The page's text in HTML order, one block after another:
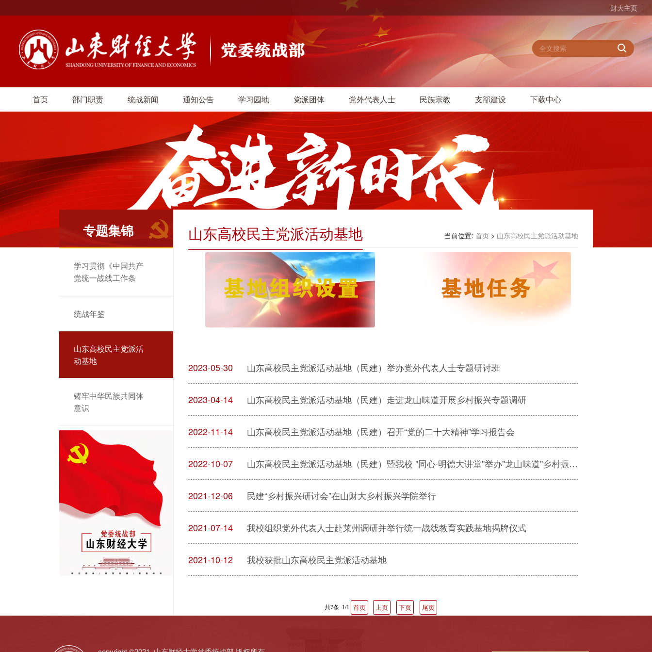
财大主页
首页 部门职责 统战新闻 通知公告 学习园地 党派团体 党外代表人士 民族宗教 支部建设 下载中心
专题集锦
学习贯彻《中国共产
党统一战线工作条
统战年鉴
山东高校民主党派活
动基地
铸牢中华民族共同体
意识
山东高校民主党派活动基地 当前位置: 首页 > 山东高校民主党派活动基地
2023-05-30 山东高校民主党派活动基地（民建）举办党外代表人士专题研讨班
2023-04-14 山东高校民主党派活动基地（民建）走进龙山味道开展乡村振兴专题调研
2022-11-14 山东高校民主党派活动基地（民建）召开“党的二十大精神”学习报告会
2022-10-07 山东高校民主党派活动基地（民建）暨我校 "同心·明德大讲堂"举办"龙山味道"乡村振兴优秀案例报告会
2021-12-06 民建“乡村振兴研讨会”在山财大乡村振兴学院举行
2021-07-14 我校组织党外代表人士赴莱州调研并举行统一战线教育实践基地揭牌仪式
2021-10-12 我校获批山东高校民主党派活动基地
共7条 1/1 首页 上页 下页 尾页